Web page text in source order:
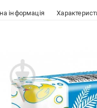
інформація